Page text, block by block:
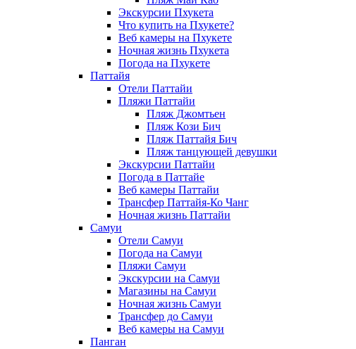
Экскурсии Пхукета
Что купить на Пхукете?
Веб камеры на Пхукете
Ночная жизнь Пхукета
Погода на Пхукете
Паттайя
Отели Паттайи
Пляжи Паттайи
Пляж Джомтьен
Пляж Кози Бич
Пляж Паттайя Бич
Пляж танцующей девушки
Экскурсии Паттайи
Погода в Паттайе
Веб камеры Паттайи
Трансфер Паттайя-Ко Чанг
Ночная жизнь Паттайи
Самуи
Отели Самуи
Погода на Самуи
Пляжи Самуи
Экскурсии на Самуи
Магазины на Самуи
Ночная жизнь Самуи
Трансфер до Самуи
Веб камеры на Самуи
Панган